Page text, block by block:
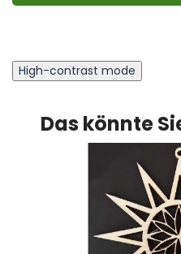
High-contrast mode
Das könnte